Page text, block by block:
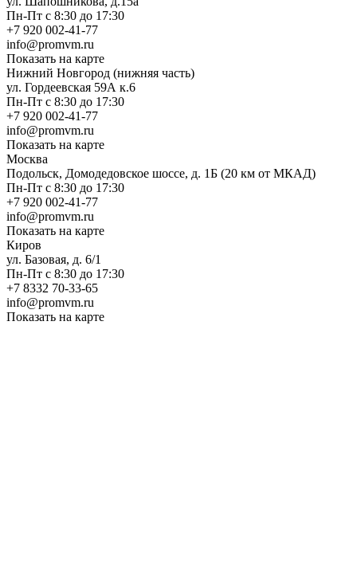
Пн-Пт с 8:30 до 17:30
+7 920 002-41-77
info@promvm.ru
Показать на карте
Нижний Новгород (нижняя часть)
ул. Гордеевская 59А к.6
Пн-Пт с 8:30 до 17:30
+7 920 002-41-77
info@promvm.ru
Показать на карте
Москва
Подольск, Домодедовское шоссе, д. 1Б (20 км от МКАД)
Пн-Пт с 8:30 до 17:30
+7 920 002-41-77
info@promvm.ru
Показать на карте
Киров
ул. Базовая, д. 6/1
Пн-Пт с 8:30 до 17:30
+7 8332 70-33-65
info@promvm.ru
Показать на карте